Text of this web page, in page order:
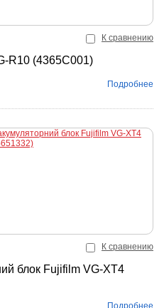
К сравнению
R10 (4365C001)
Подробнее
К сравнению
блок Fujifilm VG-XT4
Подробнее